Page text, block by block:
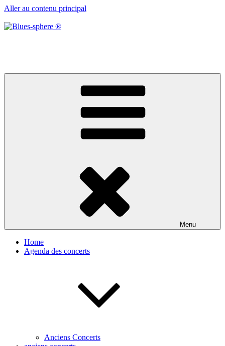
Aller au contenu principal
Menu
Home
Agenda des concerts
Anciens Concerts